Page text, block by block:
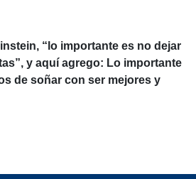
“lo importante es no dejar
, y aquí agrego: Lo importante
de soñar con ser mejores y